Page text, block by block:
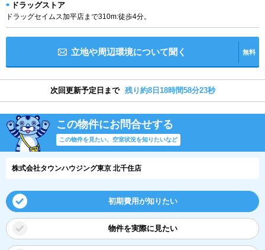
ドラッグストア
ドラッグセイムス加平店まで310m:徒歩4分。
立地や周辺環境について聞く 無料
次回更新予定日まで 残り約8日18時間58分22秒
この物件にお問合せする
この物件を見たい、空室状況を知りたいなど
株式会社タウンハウジング東京 北千住店
初期費用が知りたい
物件を実際に見たい